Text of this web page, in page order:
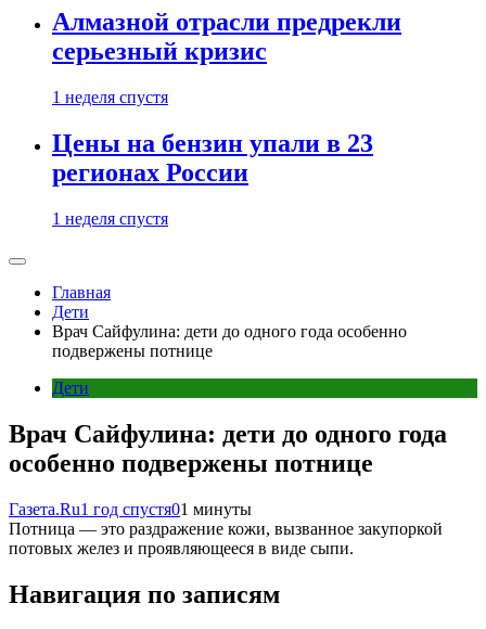
Алмазной отрасли предрекли
серьезный кризис
1 неделя спустя
Цены на бензин упали в 23
регионах России
1 неделя спустя
Главная
Дети
Врач Сайфулина: дети до одного года особенно
подвержены потнице
Дети
Врач Сайфулина: дети до одного года
особенно подвержены потнице
Газета.Ru1 год спустя01 минуты
Потница — это раздражение кожи, вызванное закупоркой
потовых желез и проявляющееся в виде сыпи.
Навигация по записям